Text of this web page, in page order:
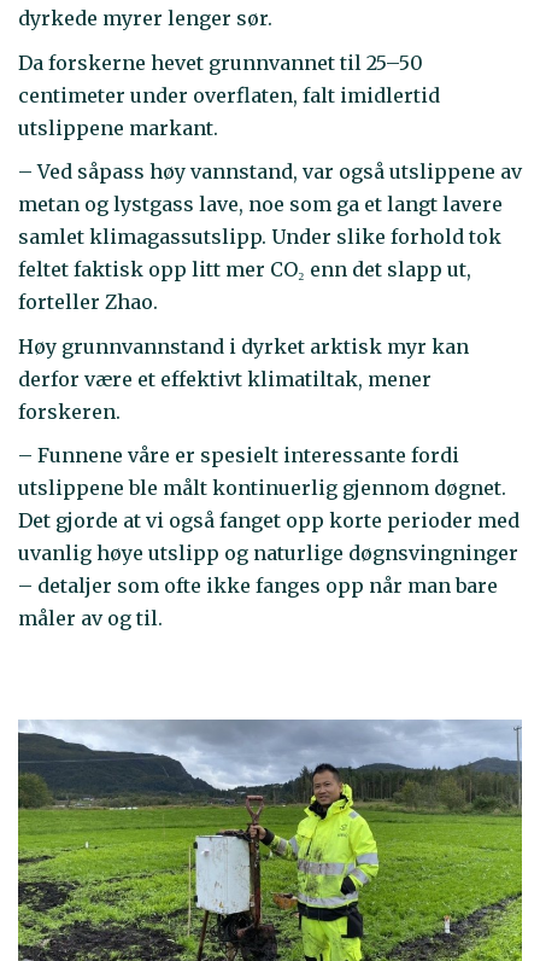
dyrkede myrer lenger sør.
Da forskerne hevet grunnvannet til 25–50
centimeter under overflaten, falt imidlertid
utslippene markant.
– Ved såpass høy vannstand, var også utslippene av
metan og lystgass lave, noe som ga et langt lavere
samlet klimagassutslipp. Under slike forhold tok
feltet faktisk opp litt mer CO₂ enn det slapp ut,
forteller Zhao.
Høy grunnvannstand i dyrket arktisk myr kan
derfor være et effektivt klimatiltak, mener
forskeren.
– Funnene våre er spesielt interessante fordi
utslippene ble målt kontinuerlig gjennom døgnet.
Det gjorde at vi også fanget opp korte perioder med
uvanlig høye utslipp og naturlige døgnsvingninger
– detaljer som ofte ikke fanges opp når man bare
måler av og til.